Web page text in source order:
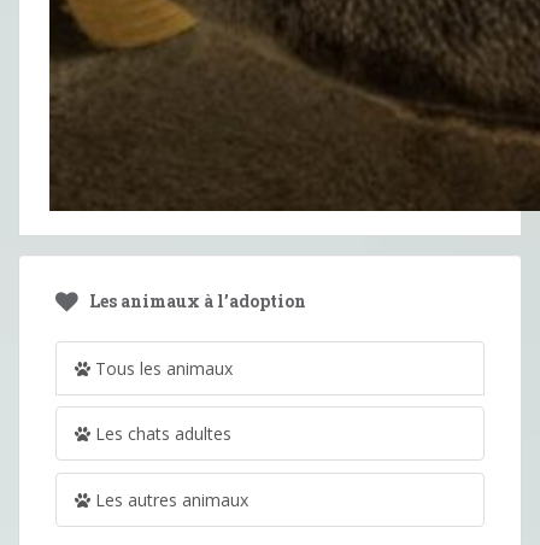
Les animaux à l’adoption
Tous les animaux
Les chats adultes
Les autres animaux